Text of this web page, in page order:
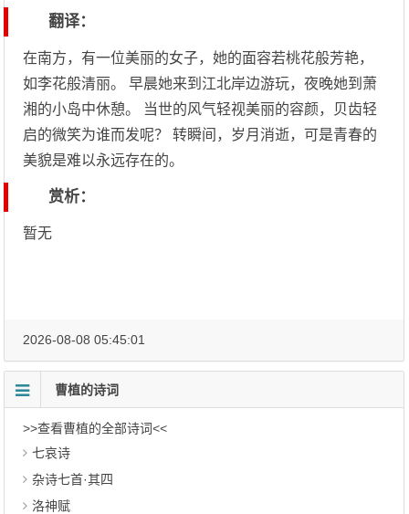
翻译：
在南方，有一位美丽的女子，她的面容若桃花般芳艳，
如李花般清丽。 早晨她来到江北岸边游玩，夜晚她到萧
湘的小岛中休憩。 当世的风气轻视美丽的容颜，贝齿轻
启的微笑为谁而发呢？ 转瞬间，岁月消逝，可是青春的
美貌是难以永远存在的。
赏析：
暂无
2026-08-08 05:45:01
曹植的诗词
>>查看曹植的全部诗词<<
七哀诗
杂诗七首·其四
洛神赋